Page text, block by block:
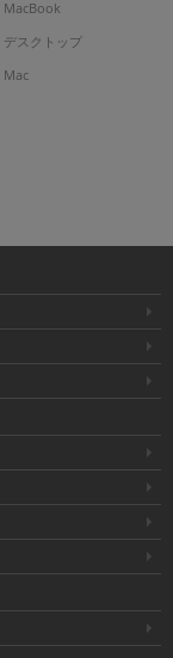
MacBook
デスクトップ
Mac